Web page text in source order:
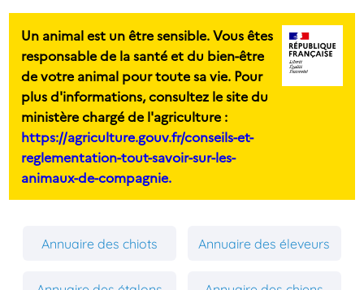
Un animal est un être sensible. Vous êtes
responsable de la santé et du bien-être
de votre animal pour toute sa vie. Pour
plus d'informations, consultez le site du
ministère chargé de l'agriculture :
https://agriculture.gouv.fr/conseils-et-
reglementation-tout-savoir-sur-les-
animaux-de-compagnie.
Annuaire des chiots Annuaire des éleveurs